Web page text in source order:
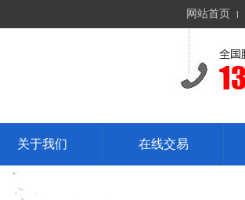
网站首页
关于我们 在线交易